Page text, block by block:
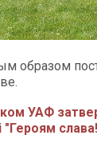
образом
УАФ
"Героям